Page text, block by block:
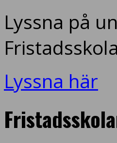
Lyssna på
Lyssna här